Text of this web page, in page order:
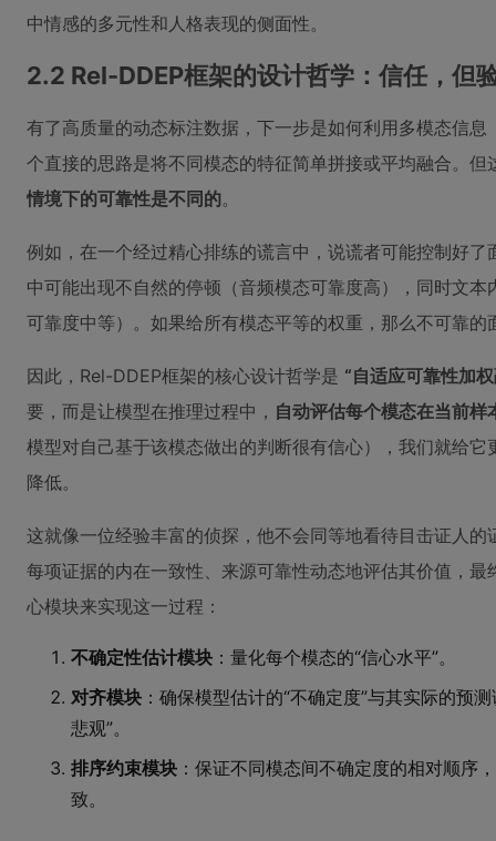
中情感的多元性和人格表现的侧面性。
2.2 Rel-DDEP框架的设计哲学：信任，但
有了高质量的动态标注数据，下一步是如何利用多模态信
个直接的思路是将不同模态的特征简单拼接或平均融合。但
情境下的可靠性是不同的。
例如，在一个经过精心排练的谎言中，说谎者可能控制好
中可能出现不自然的停顿（音频模态可靠度高），同时文
可靠度中等）。如果给所有模态平等的权重，那么不可靠的
因此，Rel-DDEP框架的核心设计哲学是 “自适应可靠性加
要，而是让模型在推理过程中， 自动评估每个模态在当前样
模型对自己基于该模态做出的判断很有信心），我们就给
降低。
这就像一位经验丰富的侦探，他不会同等地看待目击证人
每项证据的内在一致性、来源可靠性动态地评估其价值，
心模块来实现这一过程：
不确定性估计模块 ：量化每个模态的“信心水平”。
对齐模块 ：确保模型估计的“不确定度”与其实际的预
悲观”。
排序约束模块 ：保证不同模态间不确定度的相对顺序
致。